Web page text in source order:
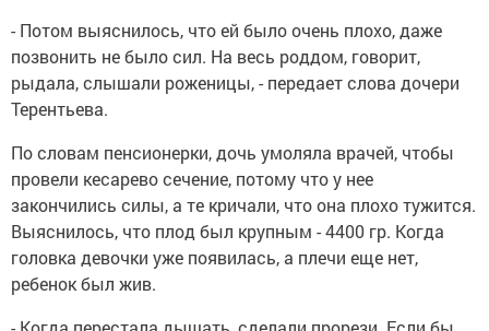
- Потом выяснилось, что ей было очень плохо, даже
позвонить не было сил. На весь роддом, говорит,
рыдала, слышали роженицы, - передает слова дочери
Терентьева.
По словам пенсионерки, дочь умоляла врачей, чтобы
провели кесарево сечение, потому что у нее
закончились силы, а те кричали, что она плохо тужится.
Выяснилось, что плод был крупным - 4400 гр. Когда
головка девочки уже появилась, а плечи еще нет,
ребенок был жив.